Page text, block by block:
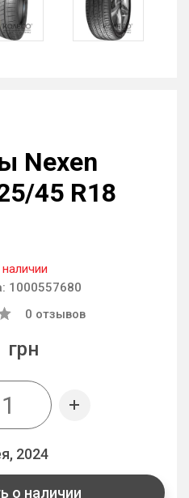
Nexen
45 R18
1000557680
0 отзывов
грн
2024
о наличии